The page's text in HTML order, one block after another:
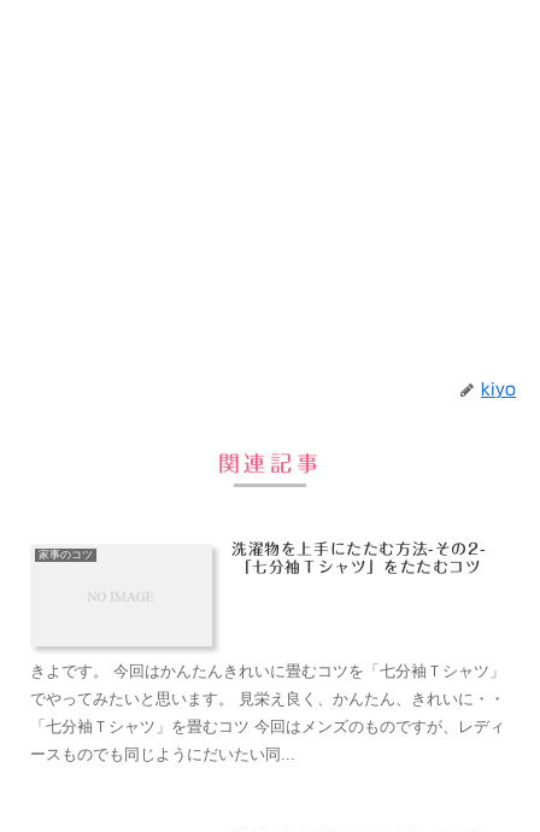
kiyo
関連記事
家事のコツ
洗濯物を上手にたたむ方法-その2-
「七分袖Ｔシャツ」をたたむコツ
きよです。 今回はかんたんきれいに畳むコツを「七分袖Ｔシャツ」
でやってみたいと思います。 見栄え良く、かんたん、きれいに・・
「七分袖Ｔシャツ」を畳むコツ 今回はメンズのものですが、レディ
ースものでも同じようにだいたい同...